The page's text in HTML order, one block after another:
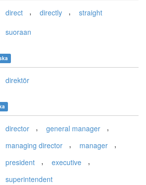
direct , directly , straight
suoraan
direktör
director , general manager ,
managing director , manager ,
president , executive ,
superintendent